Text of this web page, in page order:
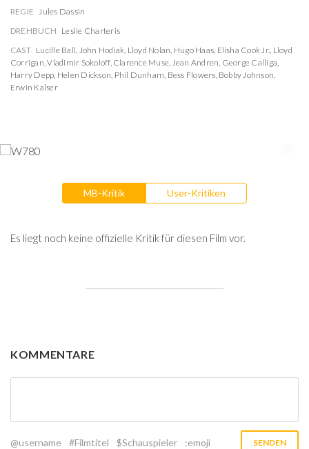
REGIE Jules Dassin
DREHBUCH Leslie Charteris
CAST Lucille Ball, John Hodiak, Lloyd Nolan, Hugo Haas, Elisha Cook Jr., Lloyd
Corrigan,Vladimir Sokoloff, Clarence Muse, Jean Andren, George Calliga,
Harry Depp, Helen Dickson, Phil Dunham, Bess Flowers, Bobby Johnson,
Erwin Kalser
MB-Kritik User-Kritiken
Es liegt noch keine offizielle Kritik für diesen Film vor.
KOMMENTARE
@username #Filmtitel $Schauspieler :emoji